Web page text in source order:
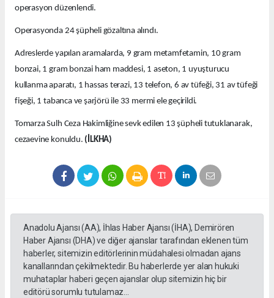
operasyon düzenlendi.
Operasyonda 24 şüpheli gözaltına alındı.
Adreslerde yapılan aramalarda, 9 gram metamfetamin, 10 gram
bonzai, 1 gram bonzai ham maddesi, 1 aseton, 1 uyuşturucu
kullanma aparatı, 1 hassas terazi, 13 telefon, 6 av tüfeği, 31 av tüfeği
fişeği, 1 tabanca ve şarjörü ile 33 mermi ele geçirildi.
Tomarza Sulh Ceza Hakimliğine sevk edilen 13 şüpheli tutuklanarak,
cezaevine konuldu. (İLKHA)
Anadolu Ajansı (AA), İhlas Haber Ajansı (İHA), Demirören
Haber Ajansı (DHA) ve diğer ajanslar tarafından eklenen tüm
haberler, sitemizin editörlerinin müdahalesi olmadan ajans
kanallarından çekilmektedir. Bu haberlerde yer alan hukuki
muhataplar haberi geçen ajanslar olup sitemizin hiç bir
editörü sorumlu tutulamaz...